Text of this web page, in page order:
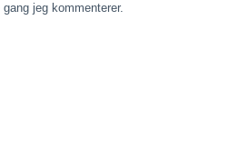
jeg kommenterer.